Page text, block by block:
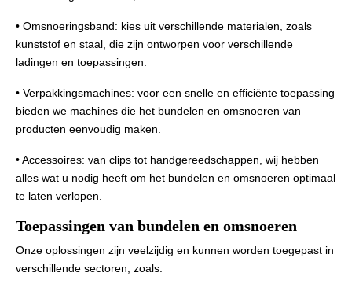
• Omsnoeringsband: kies uit verschillende materialen, zoals
kunststof en staal, die zijn ontworpen voor verschillende
ladingen en toepassingen.
• Verpakkingsmachines: voor een snelle en efficiënte toepassing
bieden we machines die het bundelen en omsnoeren van
producten eenvoudig maken.
• Accessoires: van clips tot handgereedschappen, wij hebben
alles wat u nodig heeft om het bundelen en omsnoeren optimaal
te laten verlopen.
Toepassingen van bundelen en omsnoeren
Onze oplossingen zijn veelzijdig en kunnen worden toegepast in
verschillende sectoren, zoals: